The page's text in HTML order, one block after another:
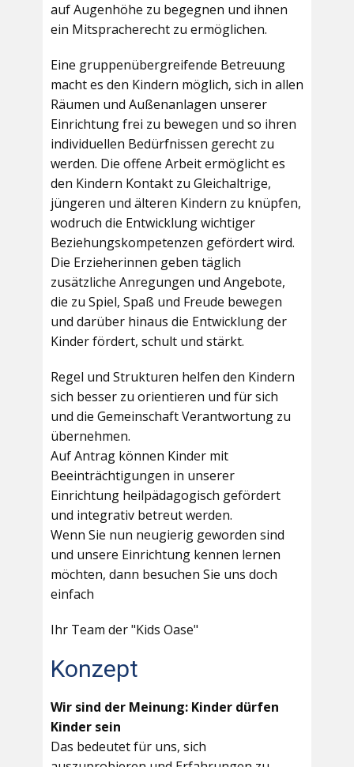
auf Augenhöhe zu begegnen und ihnen
ein Mitspracherecht zu ermöglichen.
Eine gruppenübergreifende Betreuung
macht es den Kindern möglich, sich in allen
Räumen und Außenanlagen unserer
Einrichtung frei zu bewegen und so ihren
individuellen Bedürfnissen gerecht zu
werden. Die offene Arbeit ermöglicht es
den Kindern Kontakt zu Gleichaltrige,
jüngeren und älteren Kindern zu knüpfen,
wodruch die Entwicklung wichtiger
Beziehungskompetenzen gefördert wird.
Die Erzieherinnen geben täglich
zusätzliche Anregungen und Angebote,
die zu Spiel, Spaß und Freude bewegen
und darüber hinaus die Entwicklung der
Kinder fördert, schult und stärkt.
Regel und Strukturen helfen den Kindern
sich besser zu orientieren und für sich
und die Gemeinschaft Verantwortung zu
übernehmen.
Auf Antrag können Kinder mit
Beeinträchtigungen in unserer
Einrichtung heilpädagogisch gefördert
und integrativ betreut werden.
Wenn Sie nun neugierig geworden sind
und unsere Einrichtung kennen lernen
möchten, dann besuchen Sie uns doch
einfach
Ihr Team der "Kids Oase"
Konzept
Wir sind der Meinung: Kinder dürfen
Kinder sein
Das bedeutet für uns, sich